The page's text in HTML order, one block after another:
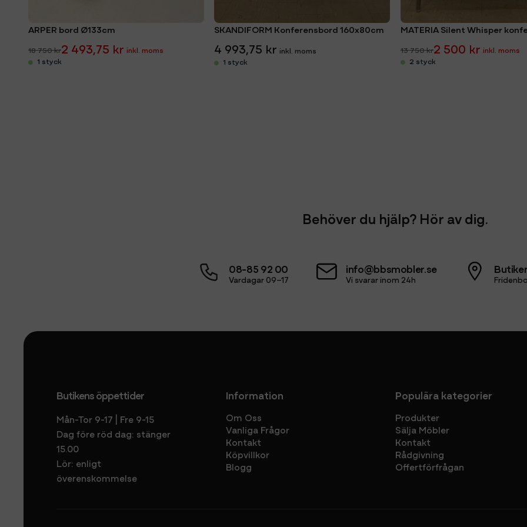
ARPER bord Ø133cm
18 750 kr2 493,75 kr
1 styck
SKANDIFORM Konferensbord 160x80cm
4 993,75 kr
1 styck
13 750 kr2 500 kr
2 styck
Behöver du hjälp? Hör av dig.
08-85 92 00
Vardagar 09–17
info@bbsmobler.se
Vi svarar inom 24h
Butikens öppettider
Mån-Tor 9-17 | Fre 9-15
Dag före röd dag: stänger
15.00
Lör: enligt
överenskommelse
Information
Om Oss
Vanliga Frågor
Kontakt
Köpvillkor
Blogg
Populära kategorier
Produkter
Sälja Möbler
Kontakt
Rådgivning
Offertförfrågan